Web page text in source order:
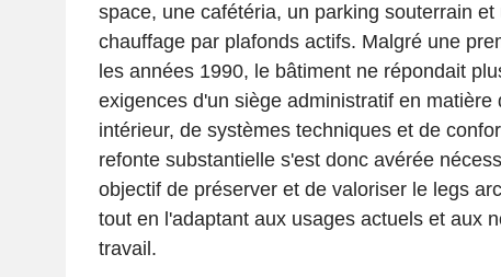
space, une cafétéria, un parking souterrain et
chauffage par plafonds actifs. Malgré une
les années 1990, le bâtiment ne répondait
exigences d'un siège administratif en matière
intérieur, de systèmes techniques et de
refonte substantielle s'est donc avérée
objectif de préserver et de valoriser le legs
tout en l'adaptant aux usages actuels et aux
travail.